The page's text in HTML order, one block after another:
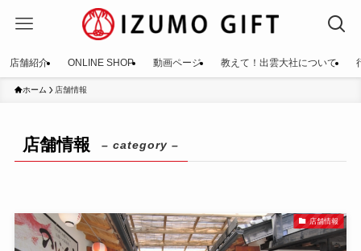
店舗紹介 ONLINE SHOP 動画ページ 教えて！出雲大社について
ホーム 店舗情報
店舗情報 – category –
店舗情報